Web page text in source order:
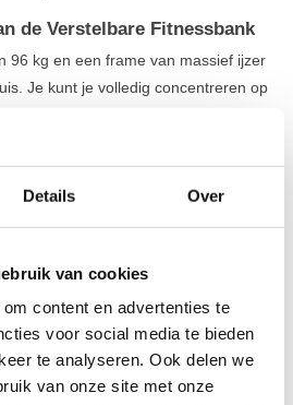
Details Over
van cookies
content en advertenties te
voor social media te bieden
te analyseren. Ook delen we
van onze site met onze
de Verstelbare Fitnessbank
96 kg en een frame van massief ijzer
Je kunt je volledig concentreren op
Het
je alle ruimte om progressie te
rugleuning en zitting kun je talloze
bench presses tot incline dumbbell
gebruik
is een slimme keuze voor
kwaliteit van de sportschool in huis